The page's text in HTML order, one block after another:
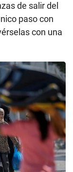
de salir del
paso con
con una